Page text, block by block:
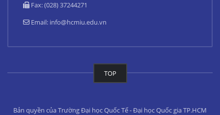
Fax: (028) 37244271
Email: info@hcmiu.edu.vn
TOP
Bản quyền của Trường Đại học Quốc Tế - Đại học Quốc gia TP.HCM